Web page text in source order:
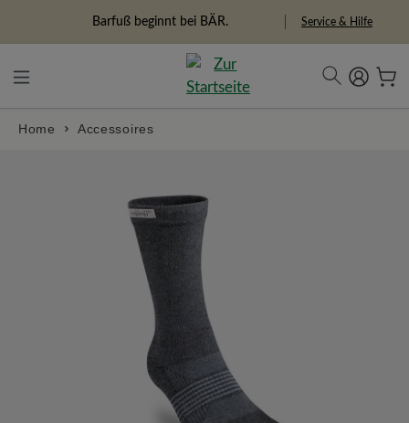
Freiheitspioniere Service & Hilfe
Home Accessoires